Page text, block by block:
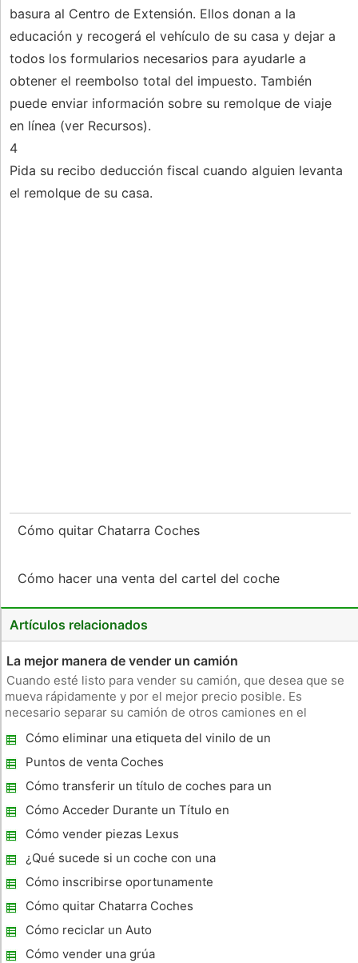
basura al Centro de Extensión. Ellos donan a la
educación y recogerá el vehículo de su casa y dejar a
todos los formularios necesarios para ayudarle a
obtener el reembolso total del impuesto. También
puede enviar información sobre su remolque de viaje
en línea (ver Recursos).
4
Pida su recibo deducción fiscal cuando alguien levanta
el remolque de su casa.
Cómo quitar Chatarra Coches
Cómo hacer una venta del cartel del coche
Artículos relacionados
La mejor manera de vender un camión
Cuando esté listo para vender su camión, que desea que se
mueva rápidamente y por el mejor precio posible. Es
necesario separar su camión de otros camiones en el
completo de su camión con las dos palabras descriptivas e
imágenes. La fabricación d
Cómo eliminar una etiqueta del vinilo de un
coche
Puntos de venta Coches
Cómo transferir un título de coches para un
cónyuge
Cómo Acceder Durante un Título en
Georgia
Cómo vender piezas Lexus
¿Qué sucede si un coche con una
suscripción de Sirius obtiene Vendido?
Cómo inscribirse oportunamente
considerando una Título en Texas
Cómo quitar Chatarra Coches
Cómo reciclar un Auto
Cómo vender una grúa